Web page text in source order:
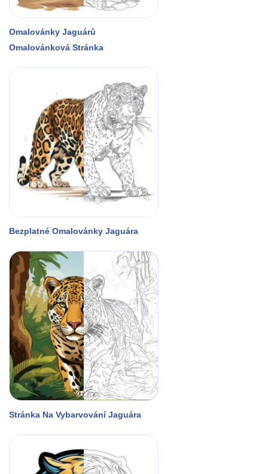
Omalovánky Jaguárů
Omalovánková Stránka
Bezplatné Omalovánky Jaguára
Stránka Na Vybarvování Jaguára